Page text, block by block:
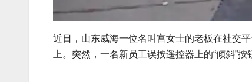
近日，山东威海一位名叫宫女士的老板在社交
上。突然，一名新员工误按遥控器上的“倾斜”